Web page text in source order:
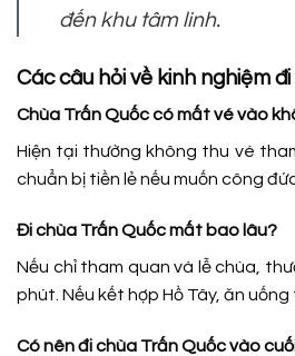
đến khu tâm linh.
Các câu hỏi về kinh nghiệm
Chùa Trấn Quốc có mất vé vào
Hiện tại thường không thu vé
chuẩn bị tiền lẻ nếu muốn công
Đi chùa Trấn Quốc mất bao lâu?
Nếu chỉ tham quan và lễ chùa,
phút. Nếu kết hợp Hồ Tây, ăn uống
Có nên đi chùa Trấn Quốc vào